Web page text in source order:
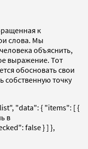
к
слова. Мы
объяснить,
выражение. Тот
обосновать свои
собственную точку
"data": { "items": [ {
в
false } ] },